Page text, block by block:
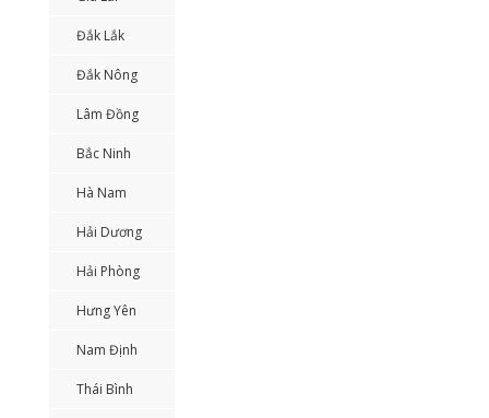
Đắk Lắk
Đắk Nông
Lâm Đồng
Bắc Ninh
Hà Nam
Hải Dương
Hải Phòng
Hưng Yên
Nam Định
Thái Bình